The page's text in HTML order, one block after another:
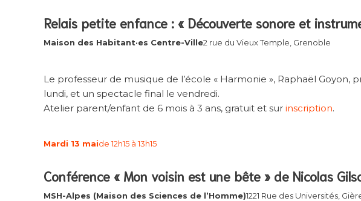
Relais petite enfance : « Découverte sonore et
Maison des Habitant·es Centre-Ville2 rue du Vieux Temple, Grenoble
Le professeur de musique de l’école « Harmonie », Raphaël
lundi, et un spectacle final le vendredi.
Atelier parent/enfant de 6 mois à 3 ans, gratuit et sur inscription.
Mardi 13 maide 12h15 à 13h15
Conférence « Mon voisin est une bête » de Nicolas
MSH-Alpes (Maison des Sciences de l’Homme)1221 Rue des Universités,